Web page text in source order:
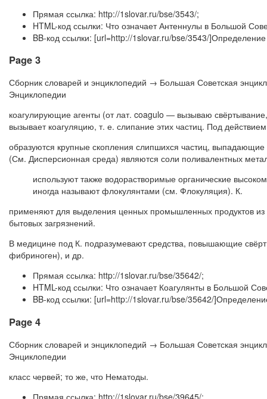
Прямая ссылка: http://1slovar.ru/bse/3543/;
HTML-код ссылки: Что означает Антеннулы в Большой
BB-код ссылки: [url=http://1slovar.ru/bse/3543/
Page 3
Сборник словарей и энциклопедий → Большая Советская
Энциклопедии
коагулирующие агенты (от лат. coagulo — вызываю
вызывает коагуляцию, т. е. слипание этих частиц. Под
образуются крупные скопления слипшихся частиц,
(См. Дисперсионная среда) являются соли поливалентных
используют также водорастворимые органические
иногда называют флокулянтами (см. Флокуляция). К.
применяют для выделения ценных промышленных продуктов из
бытовых загрязнений.
В медицине под К. подразумевают средства, повышающие
фибриноген), и др.
Прямая ссылка: http://1slovar.ru/bse/35642/;
HTML-код ссылки: Что означает Коагулянты в Большой
BB-код ссылки: [url=http://1slovar.ru/bse/35642/
Page 4
Сборник словарей и энциклопедий → Большая Советская
Энциклопедии
класс червей; то же, что Нематоды.